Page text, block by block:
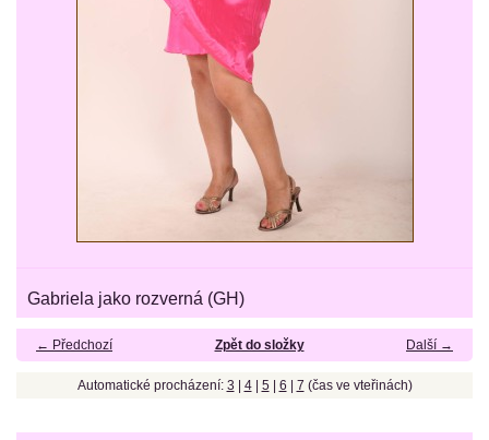
Gabriela jako rozverná (GH)
← Předchozí Další →
Zpět do složky
Automatické procházení: 3 4| 5| 6 7 (čas ve vteřinách)